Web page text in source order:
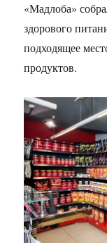
«Мадлоба»
здорового
подходящее
продуктов.